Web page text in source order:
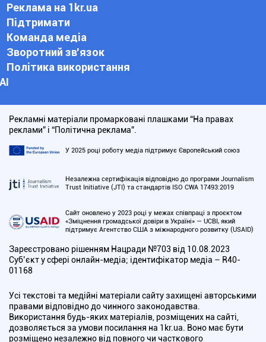
Реклама на 1kr.ua
Підтримати
Команда медіа
Зворотний зв'язок
Політика використання
АІ
Рекламні матеріали промарковані плашками “На правах
реклами” і “Політична реклама”.
У 2025 році роботу медіа підтримує Європейський союз
Незалежна сертифікація відповідно до програми Journalism
Trust Initiative (JTI) та стандартів ISO CWA 17493:2019
Сайт оновлено у 2023 році у межах співпраці з проєктом
«Зміцнення громадської довіри в Україні» — UCBI, який
підтримує Агентство США з міжнародного розвитку (USAID)
Зареєстровано рішенням Нацради №703 від 10.08.2023
Cуб’єкт у сфері онлайн-медіа; ідентифікатор медіа – R40-
01168
Усі текстові та медійні матеріали сайту захищені авторськими
правами відповідно до чинного законодавства.
Використання будь-яких матеріалів, розміщених на сайті,
дозволяється за умови посилання на 1kr.ua. Воно має бути
розміщено незалежно від повного чи часткового